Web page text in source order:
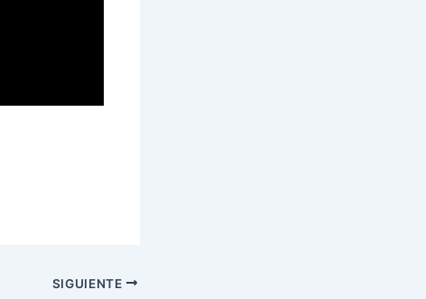
SIGUIENTE